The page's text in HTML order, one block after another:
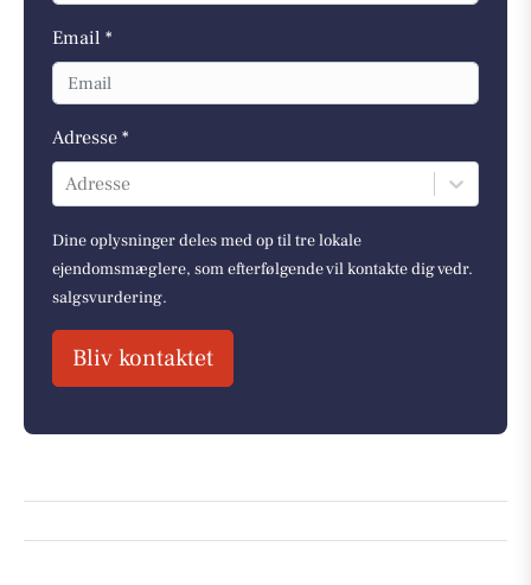
Email *
Adresse *
Adresse
Dine oplysninger deles med op til tre lokale
ejendomsmæglere, som efterfølgende vil kontakte dig vedr.
salgsvurdering.
Bliv kontaktet